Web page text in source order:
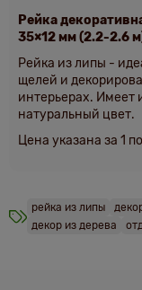
Рейка
35×12 мм (2.2-2.6
Рейка из липы -
щелей и
интерьерах. Имеет
натуральный цвет.
Цена указана за 1
рейка из липы
декор из дерева